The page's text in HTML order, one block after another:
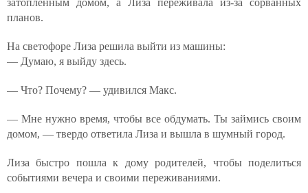
затопленным домом, а Лиза переживала из-за сорванных
планов.
На светофоре Лиза решила выйти из машины:
— Думаю, я выйду здесь.
— Что? Почему? — удивился Макс.
— Мне нужно время, чтобы все обдумать. Ты займись своим
домом, — твердо ответила Лиза и вышла в шумный город.
Лиза быстро пошла к дому родителей, чтобы поделиться
событиями вечера и своими переживаниями.